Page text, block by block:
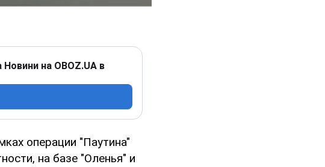
на OBOZ.UA в
операции "Паутина"
на базе "Оленья" и